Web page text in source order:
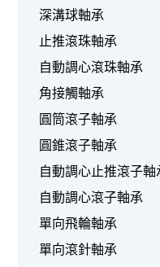
深溝球軸承
止推滾珠軸承
自動調心滾珠軸承
角接觸軸承
圓筒滾子軸承
圓錐滾子軸承
自動調心止推滾子軸
自動調心滾子軸承
單向飛輪軸承
單向滾針軸承